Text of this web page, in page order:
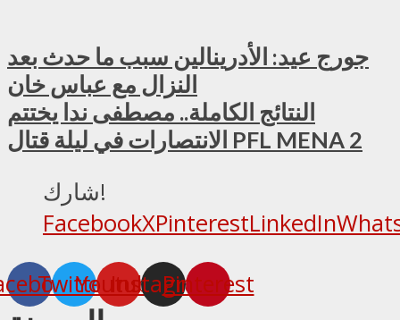
جورج عيد: الأدرينالين سبب ما حدث بعد
النزال مع عباس خان
النتائج الكاملة.. مصطفى ندا يختتم
الانتصارات في ليلة قتال PFL MENA 2
شارك!
FacebookXPinterestLinkedIn
TwitterYoutube
Instagram
Pinterest